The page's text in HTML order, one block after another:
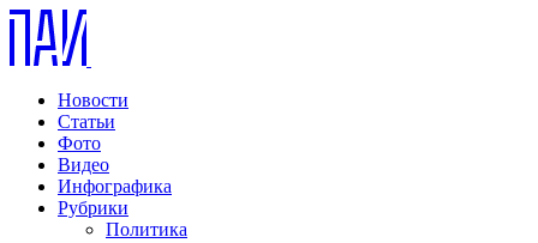
Новости
Статьи
Фото
Видео
Инфографика
Рубрики
Политика